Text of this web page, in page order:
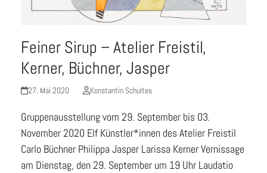
Feiner Sirup – Atelier Freistil,
Kerner, Büchner, Jasper
27. Mai 2020 Konstantin Schultes
Gruppenausstellung vom 29. September bis 03.
November 2020 Elf Künstler*innen des Atelier Freistil
Carlo Büchner Philippa Jasper Larissa Kerner Vernissage
am Dienstag, den 29. September um 19 Uhr Laudatio